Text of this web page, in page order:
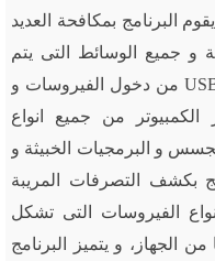
البرنامج بمكافحة العديد
و جميع الوسائط التى يتم
توصيلها عن طريق منفذ اليو اس بى USB من دخول الفيروسات و
من جميع انواع
و البرمجيات الخبيثة و
بكشف التصرفات المريبة
الفيروسات التى تشكل
الجهاز، و يتميز البرنامج